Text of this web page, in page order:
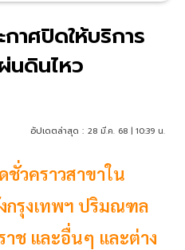
าศปิดให้บริการ
นดินไหว
อัปเดตล่าสุด : 28 มี.ค. 68 | 10:39 น.
ชั่วคราวสาขาใน
รุงเทพฯ ปริมณฑล
าช และอื่นๆ และต่าง